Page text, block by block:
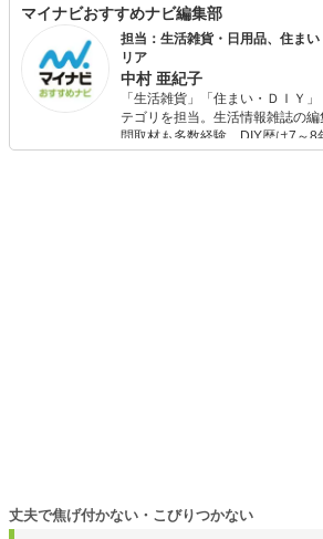
マイナビおすすめナビ編集部
担当：生活雑貨・日用品、住ま
リア
中村 亜紀子
「生活雑貨」「住まい・ＤＩＹ
テゴリを担当。生活情報雑誌の
問取材も多数経験。DIY歴は7～8
りや壁紙チェンジなどもチャレ
丈夫で焦げ付かない・こびりつかない